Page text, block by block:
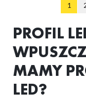
1
PROFIL
MAMY
LED?